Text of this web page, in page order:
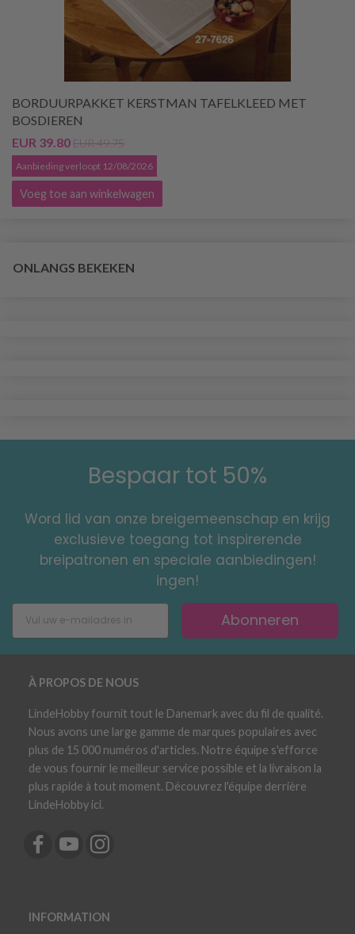
BORDUURPAKKET KERSTMAN TAFELKLEED MET
BOSDIEREN
EUR 39.80EUR 49.75
Aanbieding verloopt 12/08/2026
Voeg toe aan winkelwagen
ONLANGS BEKEKEN
Bespaar tot 50%
Word lid van onze breigemeenschap en krijg
exclusieve toegang tot inspirerende
breipatronen en speciale aanbiedingen!
ingen!
Abonneren
À PROPOS DE NOUS
LindeHobby fournit tout le Danemark avec du fil de qualité.
Nous avons une large gamme de marques populaires avec
plus de 15 000 numéros d'articles. Notre équipe s'efforce
de vous fournir le meilleur service possible et la livraison la
plus rapide à tout moment. Découvrez l'équipe derrière
LindeHobby ici.
INFORMATION